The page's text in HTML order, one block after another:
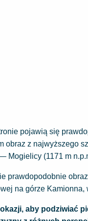
pojawią się
obraz z najwyższego
Mogielicy (1171 m
prawdopodobnie
na górze Kamionna,
aby podziwiać